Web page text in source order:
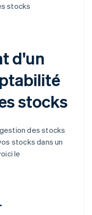
stocks
d'un
stocks
des stocks
stocks dans un
le